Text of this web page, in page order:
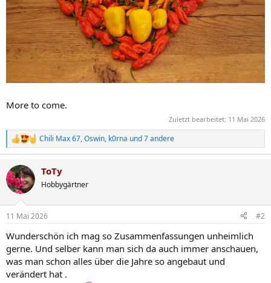
More to come.
Zuletzt bearbeitet: 11 Mai 2026
R
e
k
t
i
e
:
Chili Max 67,Oswin, k0rna und 7 andere
ToTy
Hobbygärtner
11 Mai 2026 #2
Wunderschön ich mag so Zusammenfassungen unheimlich
gerne. Und selber kann man sich da auch immer anschauen,
was man schon alles über die Jahre so angebaut und
verändert hat .